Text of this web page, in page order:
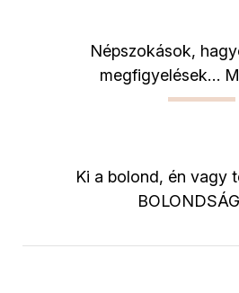
Népszokások,
megfigyelések…
Ki a bolond, én vagy